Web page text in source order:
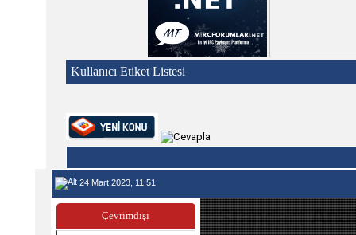
Kullanıcı Etiket Listesi
24 Mart 2023, 11:51
Çevrimdışı